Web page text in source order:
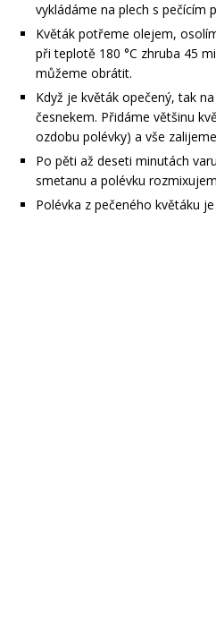
vykládáme na plech s pečícím
Květák potřeme olejem,
při teplotě 180 °C zhruba 45
můžeme obrátit.
Když je květák opečený, tak
česnekem. Přidáme většinu
ozdobu polévky) a vše
Po pěti až deseti minutách
smetanu a polévku
Polévka z pečeného květáku